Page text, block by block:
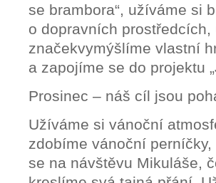
se brambora“, užíváme si
o dopravních
značekvymýšlíme vlastní
a zapojíme se do projektu
Prosinec – náš cíl jsou
Užíváme si vánoční
zdobíme vánoční
se na návštěvu Mikuláše,